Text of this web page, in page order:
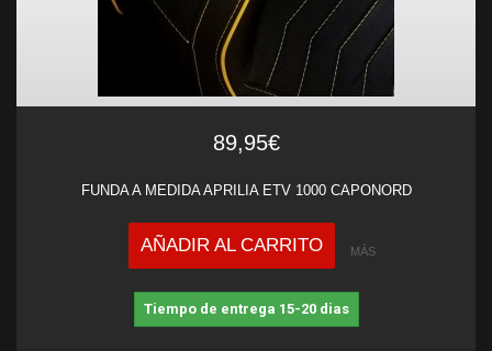
89,95€
FUNDA A MEDIDA APRILIA ETV 1000 CAPONORD
AÑADIR AL CARRITO MÁS
Tiempo de entrega 15-20 dias